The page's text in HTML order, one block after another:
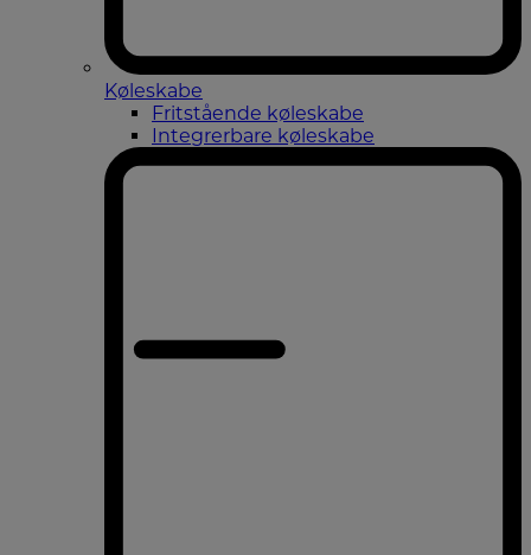
Køleskabe
Fritstående køleskabe
Integrerbare køleskabe